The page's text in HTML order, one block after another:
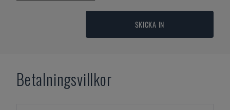
SKICKA IN
Betalningsvillkor